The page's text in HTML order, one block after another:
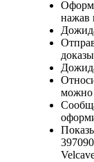
нажав
можно